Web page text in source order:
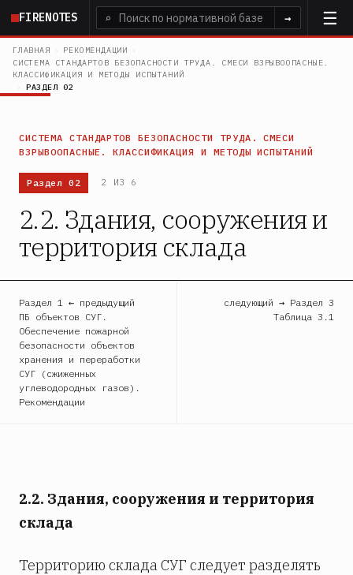
Перейти
основному
содержанию
FIRENOTES ⌕ →
ГЛАВНАЯ › РЕКОМЕНДАЦИИ
›
СИСТЕМА СТАНДАРТОВ БЕЗОПАСНОСТИ ТРУДА. СМЕСИ ВЗРЫВООПАСНЫЕ.
КЛАССИФИКАЦИЯ И МЕТОДЫ ИСПЫТАНИЙ
›
РАЗДЕЛ 02
СИСТЕМА СТАНДАРТОВ БЕЗОПАСНОСТИ ТРУДА. СМЕСИ
ВЗРЫВООПАСНЫЕ. КЛАССИФИКАЦИЯ И МЕТОДЫ ИСПЫТАНИЙ
Раздел 02 2 ИЗ 6
2.2. Здания, сооружения и
территория склада
Раздел 1 ← предыдущий
ПБ объектов СУГ.
Обеспечение пожарной
безопасности объектов
хранения и переработки
СУГ (сжиженных
углеводородных газов).
Рекомендации
следующий → Раздел 3
Таблица 3.1
2.2. Здания, сооружения и территория
склада
Территорию склада СУГ следует разделять